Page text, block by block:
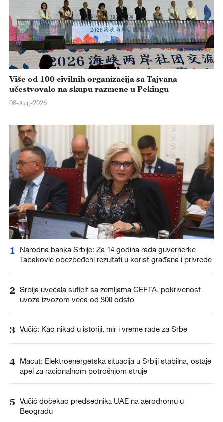
Više od 100 civilnih organizacija sa Tajvana
učestvovalo na skupu razmene u Pekingu
08-Aug-2026
1
Narodna banka Srbije: Za 14 godina rada guvernerke
Tabaković obezbeđeni rezultati u korist građana i privrede
2 Srbija uvećala suficit sa zemljama CEFTA, pokrivenost
uvoza izvozom veća od 300 odsto
3 Vučić: Kao nikad u istoriji, mir i vreme rade za Srbe
4 Macut: Elektroenergetska situacija u Srbiji stabilna, ostaje
apel za racionalnom potrošnjom struje
5 Vučić dočekao predsednika UAE na aerodromu u
Beogradu